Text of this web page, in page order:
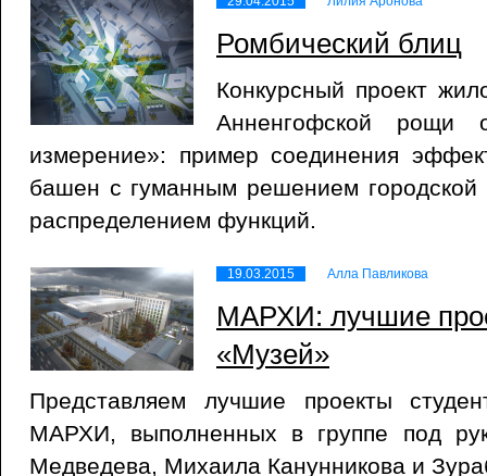
Ромбический блиц
Конкурсный проект
Анненгофской рощи
измерение»: пример соединения
башен с гуманным решением
распределением функций.
19.03.2015 Алла Павликова
МАРХИ: лучшие
«Музей»
Представляем лучшие проекты
МАРХИ, выполненных в группе под
Медведева, Михаила Канунникова и